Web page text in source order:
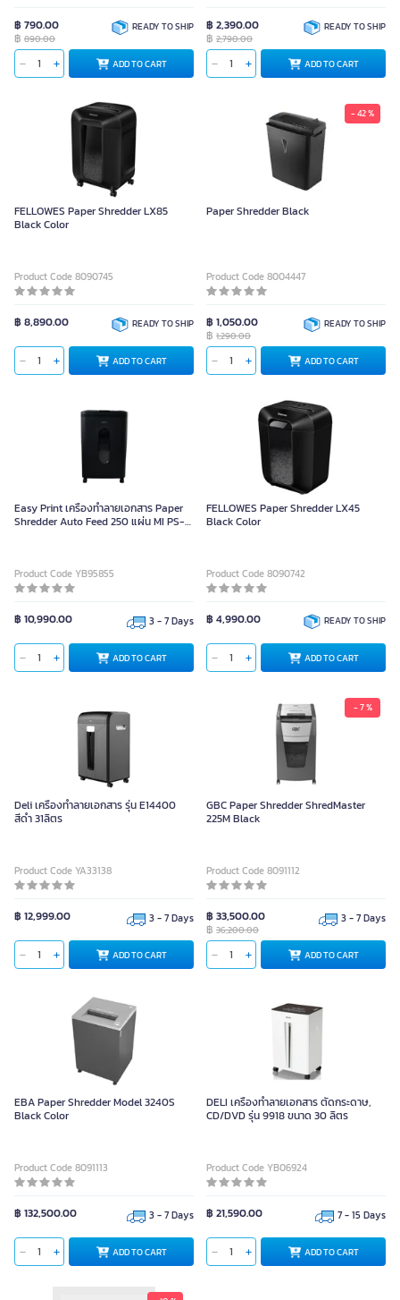
฿ 790.00
฿ 890.00
READY TO SHIP
ADD TO CART
฿ 2,390.00
฿ 2,790.00
READY TO SHIP
ADD TO CART
FELLOWES Paper Shredder LX85
Black Color
Product Code 8090745
฿ 8,890.00 READY TO SHIP
ADD TO CART
- 42 %
Paper Shredder Black
Product Code 8004447
฿ 1,050.00
฿ 1,290.00
READY TO SHIP
ADD TO CART
Easy Print เครื่องทำลายเอกสาร Paper
Shredder Auto Feed 250 แผ่น MI PS-
Product Code YB95855
฿ 10,990.00 3 - 7 Days
ADD TO CART
FELLOWES Paper Shredder LX45
Black Color
Product Code 8090742
฿ 4,990.00 READY TO SHIP
ADD TO CART
Deli เครื่องทำลายเอกสาร รุ่น E14400
สีดำ 31ลิตร
Product Code YA33138
฿ 12,999.00 3 - 7 Days
ADD TO CART
- 7 %
GBC Paper Shredder ShredMaster
225M Black
Product Code 8091112
฿ 33,500.00
฿ 36,200.00
3 - 7 Days
ADD TO CART
EBA Paper Shredder Model 3240S
Black Color
Product Code 8091113
฿ 132,500.00 3 - 7 Days
ADD TO CART
DELI เครื่องทำลายเอกสาร ตัดกระดาษ,
CD/DVD รุ่น 9918 ขนาด 30 ลิตร
Product Code YB06924
฿ 21,590.00 7 - 15 Days
ADD TO CART